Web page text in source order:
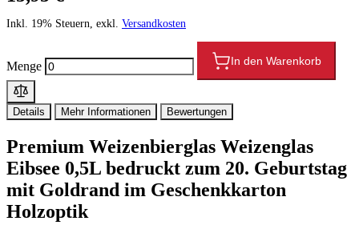
Inkl. 19% Steuern, exkl. Versandkosten
Menge In den Warenkorb
Details Mehr Informationen Bewertungen
Premium Weizenbierglas Weizenglas
Eibsee 0,5L bedruckt zum 20. Geburtstag
mit Goldrand im Geschenkkarton
Holzoptik